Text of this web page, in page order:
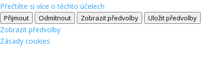
Přečtěte si více o těchto účelech
Přijmout Odmítnout Zobrazit předvolby Uložit předvolby
Zobrazit předvolby
Zásady cookies